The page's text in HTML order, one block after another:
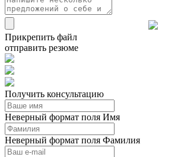
Прикрепить файл
отправить резюме
Получить консультацию
Неверный формат поля Имя
Неверный формат поля Фамилия